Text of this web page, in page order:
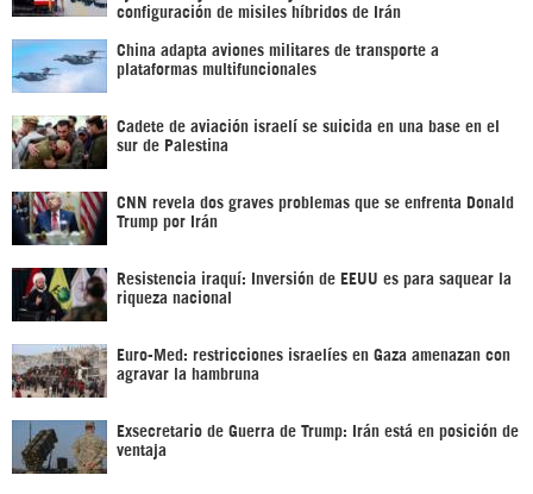
configuración de misiles híbridos de Irán
China adapta aviones militares de transporte a
plataformas multifuncionales
Cadete de aviación israelí se suicida en una base en el
sur de Palestina
CNN revela dos graves problemas que se enfrenta Donald
Trump por Irán
Resistencia iraquí: Inversión de EEUU es para saquear la
riqueza nacional
Euro-Med: restricciones israelíes en Gaza amenazan con
agravar la hambruna
Exsecretario de Guerra de Trump: Irán está en posición de
ventaja